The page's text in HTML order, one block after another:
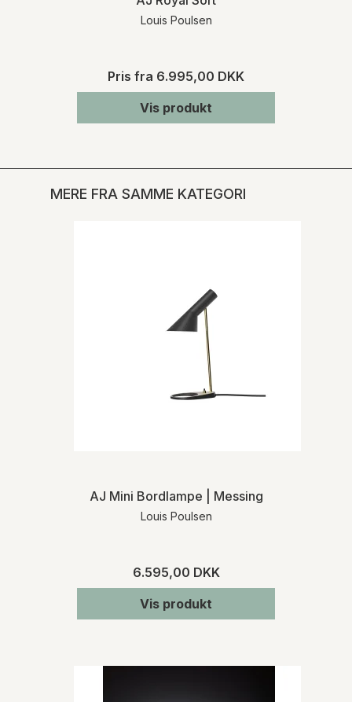
Louis Poulsen
Pris fra 6.995,00 DKK
Vis produkt
MERE FRA SAMME KATEGORI
AJ Mini Bordlampe | Messing
Louis Poulsen
6.595,00 DKK
Vis produkt